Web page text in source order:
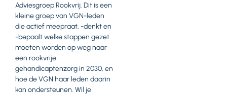
Adviesgroep Rookvrij. Dit is een
kleine groep van VGN-leden
die actief meepraat, -denkt en
-bepaalt welke stappen gezet
moeten worden op weg naar
een rookvrije
gehandicaptenzorg in 2030, en
hoe de VGN haar leden daarin
kan ondersteunen. Wil je